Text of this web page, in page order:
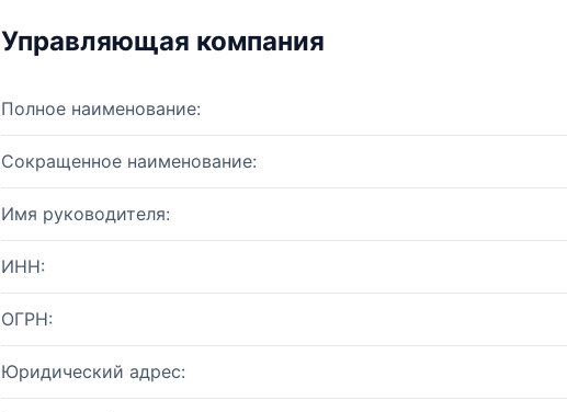
Управляющая компания
Полное наименование:
Сокращенное наименование:
Имя руководителя:
ИНН:
ОГРН:
Юридический адрес: